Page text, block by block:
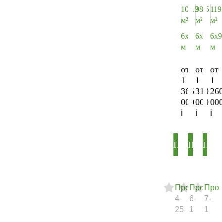
103.3
м²
6х9
м
от
1
365
000
98.5
м²
6х9
м
от
1
310
000
м²
6х9
м
от
1
Проект
4-
25
Проект
6-
1
7-
1